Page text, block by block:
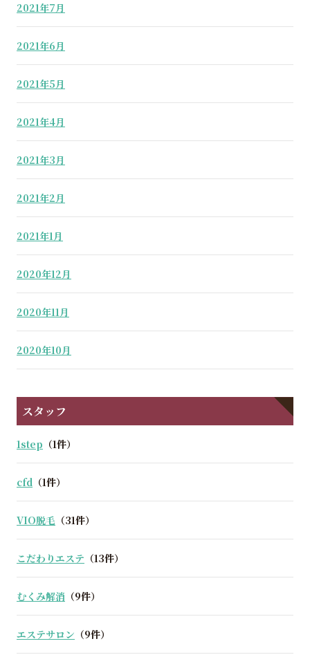
2021年7月
2021年6月
2021年5月
2021年4月
2021年3月
2021年2月
2021年1月
2020年12月
2020年11月
2020年10月
スタッフ
1step （1件）
cfd （1件）
VIO脱毛 （31件）
こだわりエステ （13件）
むくみ解消 （9件）
エステサロン （9件）